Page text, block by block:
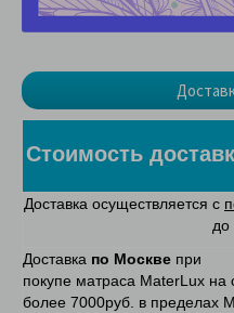
Стоимость
Доставка осуществляется с
до
Доставка по Москве при
покупе матраса MaterLux на
более 7000руб. в пределах